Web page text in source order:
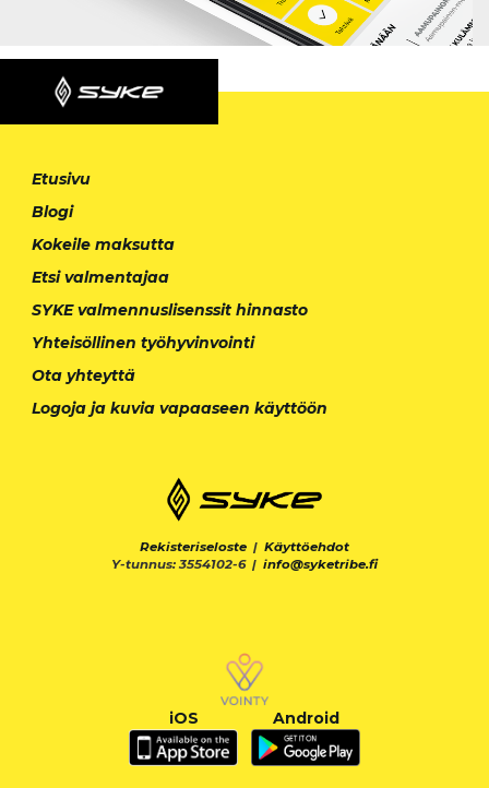
Etusivu
Blogi
Kokeile maksutta
Etsi valmentajaa
SYKE valmennuslisenssit hinnasto
Yhteisöllinen työhyvinvointi
Ota yhteyttä
Logoja ja kuvia vapaaseen käyttöön
Rekisteriseloste | Käyttöehdot
Y-tunnus: 3554102-6 | info@syketribe.fi
iOS Android